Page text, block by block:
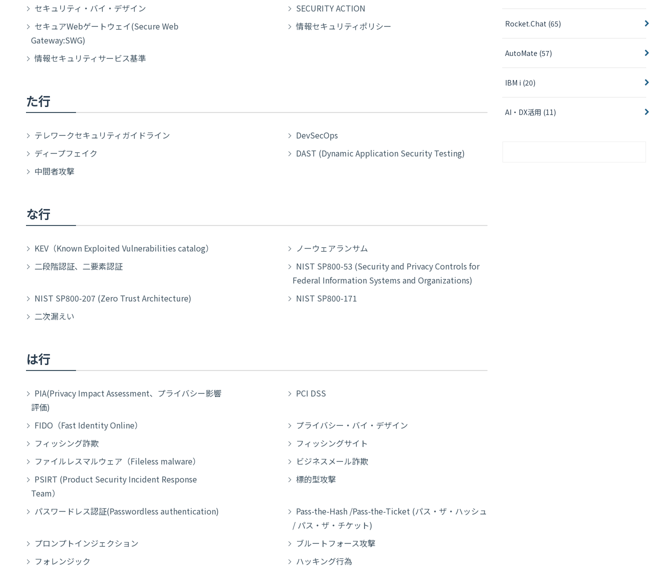
セキュリティ・バイ・デザイン
SECURITY ACTION
セキュアWebゲートウェイ(Secure Web
Gateway:SWG)
情報セキュリティポリシー
情報セキュリティサービス基準
た行
テレワークセキュリティガイドライン
DevSecOps
ディープフェイク
DAST (Dynamic Application Security Testing)
中間者攻撃
な行
KEV（Known Exploited Vulnerabilities catalog）
ノーウェアランサム
二段階認証、二要素認証
NIST SP800-53 (Security and Privacy Controls for
Federal Information Systems and Organizations)
NIST SP800-207 (Zero Trust Architecture)
NIST SP800-171
二次漏えい
は行
PIA(Privacy Impact Assessment、プライバシー影響
評価)
PCI DSS
FIDO（Fast Identity Online）
プライバシー・バイ・デザイン
フィッシング詐欺
フィッシングサイト
ファイルレスマルウェア（Fileless malware）
ビジネスメール詐欺
PSIRT (Product Security Incident Response
Team）
標的型攻撃
パスワードレス認証(Passwordless authentication)
Pass-the-Hash /Pass-the-Ticket (パス・ザ・ハッシュ
/ パス・ザ・チケット)
プロンプトインジェクション
ブルートフォース攻撃
フォレンジック
ハッキング行為
Rocket.Chat (65)
AutoMate (57)
IBM i (20)
AI・DX活用 (11)